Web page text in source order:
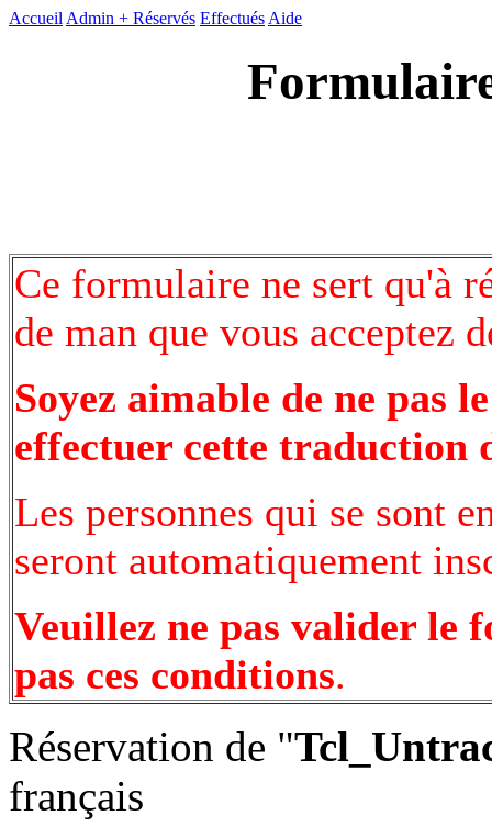
Accueil Admin + Réservés Effectués Aide
Ce formulaire ne sert qu'à
de man que vous acceptez
Soyez aimable de ne pas
effectuer cette traduction
Les personnes qui se sont
seront automatiquement
Veuillez ne pas valider le
pas ces conditions.
Réservation de "
français